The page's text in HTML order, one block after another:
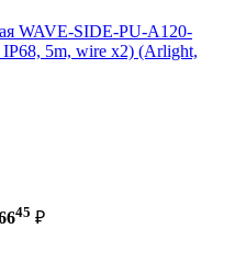
WAVE-SIDE-PU-A120-
5m, wire x2) (Arlight,
45 ₽